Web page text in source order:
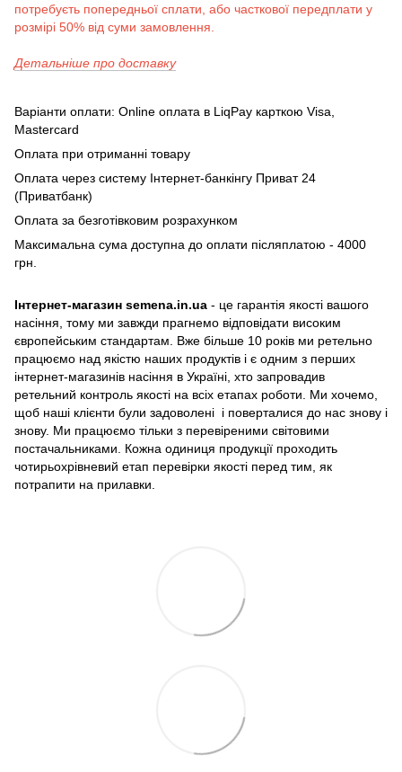
потребуєть попередньої сплати, або часткової передплати у
розмірі 50% від суми замовлення.
Детальніше про доставку
Варіанти оплати: Online оплата в LiqPay карткою Visa,
Mastercard
Оплата при отриманні товару
Оплата через систему Інтернет-банкінгу Приват 24
(Приватбанк)
Оплата за безготівковим розрахунком
Максимальна сума доступна до оплати післяплатою - 4000
грн.
Інтернет-магазин semena.in.ua - це гарантія якості вашого
насіння, тому ми завжди прагнемо відповідати високим
європейським стандартам. Вже більше 10 років ми ретельно
працюємо над якістю наших продуктів і є одним з перших
інтернет-магазинів насіння в Україні, хто запровадив
ретельний контроль якості на всіх етапах роботи. Ми хочемо,
щоб наші клієнти були задоволені і поверталися до нас знову і
знову. Ми працюємо тільки з перевіреними світовими
постачальниками. Кожна одиниця продукції проходить
чотирьохрівневий етап перевірки якості перед тим, як
потрапити на прилавки.